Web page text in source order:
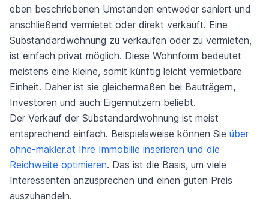
eben beschriebenen Umständen entweder saniert und
anschließend vermietet oder direkt verkauft. Eine
Substandardwohnung zu verkaufen oder zu vermieten,
ist einfach privat möglich. Diese Wohnform bedeutet
meistens eine kleine, somit künftig leicht vermietbare
Einheit. Daher ist sie gleichermaßen bei Bauträgern,
Investoren und auch Eigennutzern beliebt.
Der Verkauf der Substandardwohnung ist meist
entsprechend einfach. Beispielsweise können Sie über
ohne-makler.at Ihre Immobilie inserieren und die
Reichweite optimieren. Das ist die Basis, um viele
Interessenten anzusprechen und einen guten Preis
auszuhandeln.